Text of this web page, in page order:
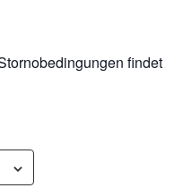
findet